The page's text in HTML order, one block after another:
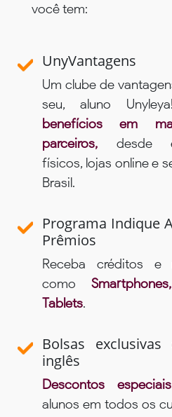
você tem:
UnyVantagens
Um clube de
seu, aluno
benefícios em
parceiros, desde
físicos, lojas online e
Brasil.
Programa Indique
Prêmios
Receba créditos e
como
Tablets.
Bolsas
inglês
Descontos especiais
alunos em todos os